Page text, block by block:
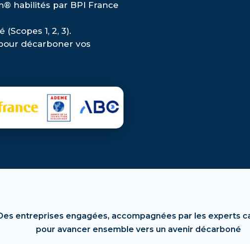
habilités par BPI France
1, 2, 3).
décarboner vos
entreprises engagées, accompagnées par les experts
pour avancer ensemble vers un avenir décarboné